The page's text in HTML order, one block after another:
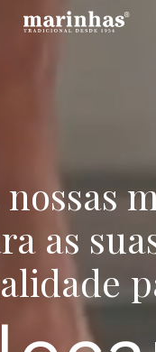
nossas
as
para